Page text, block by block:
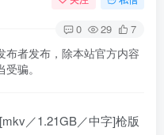
0 29 7
布者发布，除本站官方内容
骗。
／1.21GB／中字]枪版